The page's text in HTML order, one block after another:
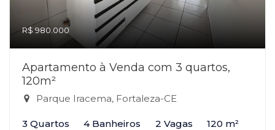
R$ 980.000
Apartamento à Venda com 3 quartos,
120m²
Parque Iracema, Fortaleza-CE
3 Quartos 4 Banheiros 2 Vagas 120 m²